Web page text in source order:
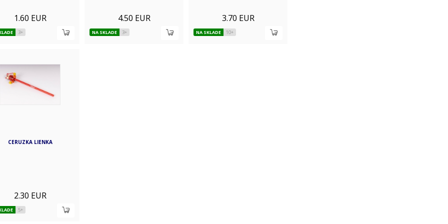
1.60 EUR
3+
4.50 EUR
NA SKLADE 3+
3.70 EUR
NA SKLADE 10+
CERUZKA LIENKA
2.30 EUR
5+